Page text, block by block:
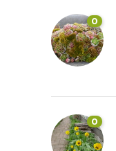
0
0